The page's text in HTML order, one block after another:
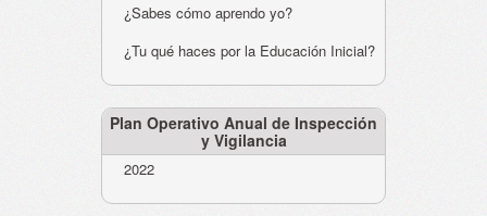
¿Sabes cómo aprendo yo?
¿Tu qué haces por la Educación Inicial?
Plan Operativo Anual de Inspección
y Vigilancia
2022